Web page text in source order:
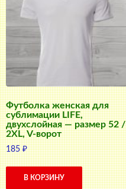
Футболка женская для
сублимации LIFE,
двухслойная — размер 52 /
2XL, V-ворот
185₽
В КОРЗИНУ